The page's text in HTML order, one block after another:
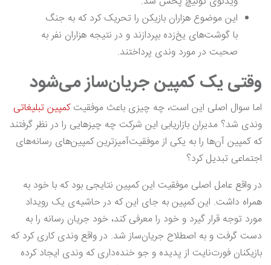
این موضوع هزاران بازیکن را تحریک کرد که به جنگ
با گوشت‌های یخ‌زده بپردازند و در نتیجه هزاران نفر به
صحبت در مورد وندی پرداختند.
وقتی یک کمپین جریان‌ساز می‌شود
اما سوال اصلی این است، چه چیزی باعث موفقیتکمپین تبلیغاتی
وندی شد؟ مدیران بازاریابی این شرکت چه چیزهایی را در نظر گرفتند
که کمپین آن‌ها را به یکی از موفقیت‌آمیز‌ترین کمپین‌های رسانه‌های
اجتماعی تبدیل کرد؟
در واقع عامل اصلی موفقیت این کمپین نتایجی بود که با خود به
همراه داشت. این کمپین به جای این که در حاشیه‌ی یک رویداد
مورد توجه قرار گیرد و خود را معرفی کند، خود جریان رسانه را به
دست گرفت و به اصطلاح جریان‌ساز شد. در واقع وندی کاری کرد که
بازیکنان فورت‌نایت از پدیده و جو خنده‌داری که وندی ایجاد کرده